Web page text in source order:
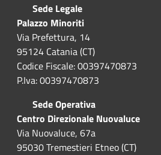
Sede Legale
Palazzo Minoriti
Via Prefettura, 14
95124 Catania (CT)
Codice Fiscale: 00397470873
P.Iva: 00397470873
Sede Operativa
Centro Direzionale Nuovaluce
Via Nuovaluce, 67a
95030 Tremestieri Etneo (CT)